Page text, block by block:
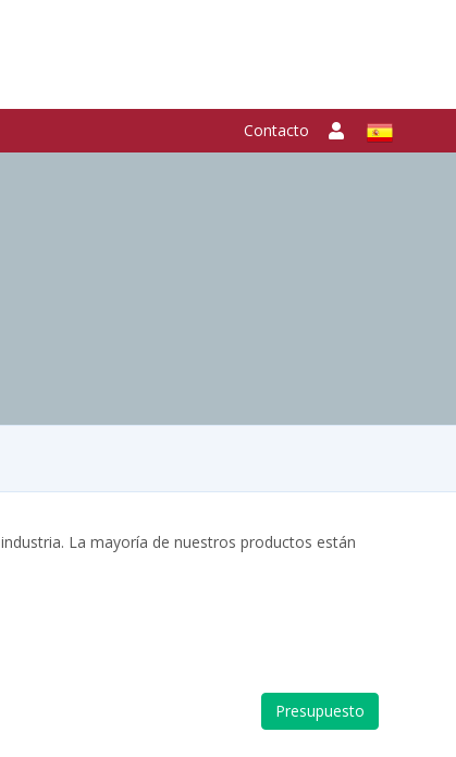
Contacto
La mayoría de nuestros productos están
Presupuesto